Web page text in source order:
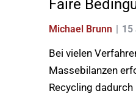
Faire
Michael Brunn 15
Bei vielen
Massebilanzen
Recycling